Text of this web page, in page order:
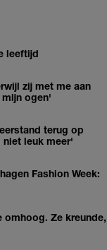
leeftijd
zij met me aan
ogen'
terug op
leuk meer'
Fashion Week:
omhoog. Ze kreunde,